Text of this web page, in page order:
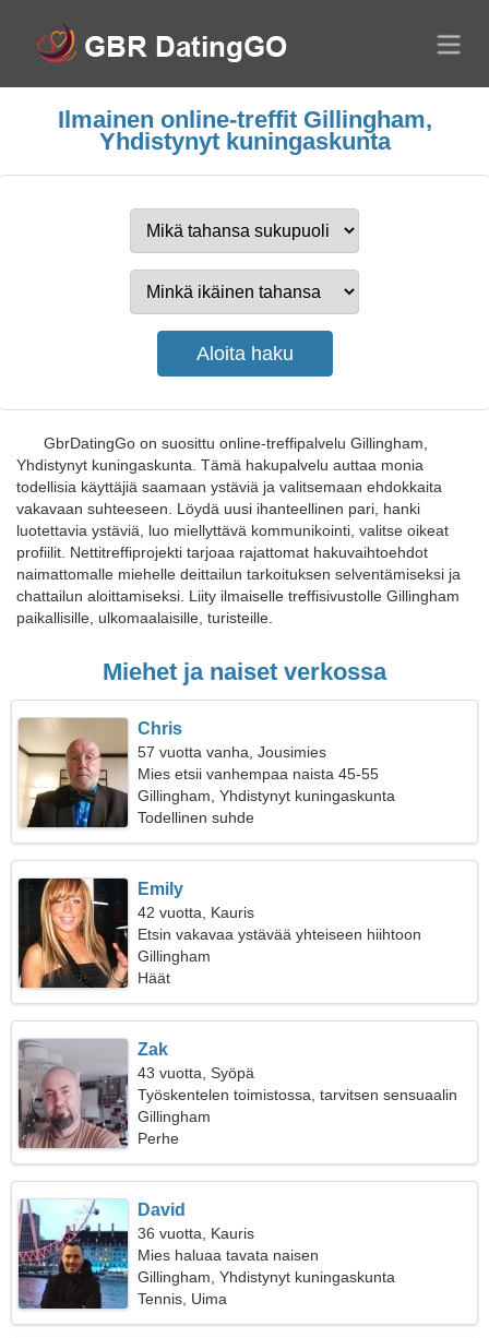
Ilmainen online-treffit Gillingham,
Yhdistynyt kuningaskunta
GbrDatingGo on suosittu online-treffipalvelu Gillingham,
Yhdistynyt kuningaskunta. Tämä hakupalvelu auttaa monia
todellisia käyttäjiä saamaan ystäviä ja valitsemaan ehdokkaita
vakavaan suhteeseen. Löydä uusi ihanteellinen pari, hanki
luotettavia ystäviä, luo miellyttävä kommunikointi, valitse oikeat
profiilit. Nettitreffiprojekti tarjoaa rajattomat hakuvaihtoehdot
naimattomalle miehelle deittailun tarkoituksen selventämiseksi ja
chattailun aloittamiseksi. Liity ilmaiselle treffisivustolle Gillingham
paikallisille, ulkomaalaisille, turisteille.
Miehet ja naiset verkossa
Chris
57 vuotta vanha, Jousimies
Mies etsii vanhempaa naista 45-55
Gillingham, Yhdistynyt kuningaskunta
Todellinen suhde
Emily
42 vuotta, Kauris
Etsin vakavaa ystävää yhteiseen hiihtoon
Gillingham
Häät
Zak
43 vuotta, Syöpä
Työskentelen toimistossa, tarvitsen sensuaalin
naisen
Gillingham
Perhe
David
36 vuotta, Kauris
Mies haluaa tavata naisen
Gillingham, Yhdistynyt kuningaskunta
Tennis, Uima